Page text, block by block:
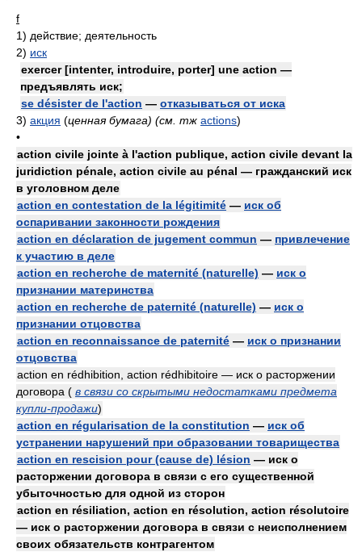
f
1) действие; деятельность
2) иск
exercer [intenter, introduire, porter] une action —
предъявлять иск;
se désister de l'action — отказываться от иска
3) акция (ценная бумага) (см. тж actions)
•
action civile jointe à l'action publique, action civile devant la
juridiction pénale, action civile au pénal — гражданский иск
в уголовном деле
action en contestation de la légitimité — иск об
оспаривании законности рождения
action en déclaration de jugement commun — привлечение
к участию в деле
action en recherche de maternité (naturelle) — иск о
признании материнства
action en recherche de paternité (naturelle) — иск о
признании отцовства
action en reconnaissance de paternité — иск о признании
отцовства
action en rédhibition, action rédhibitoire — иск о расторжении
договора ( в связи со скрытыми недостатками предмета
купли-продажи)
action en régularisation de la constitution — иск об
устранении нарушений при образовании товарищества
action en rescision pour (cause de) lésion — иск о
расторжении договора в связи с его существенной
убыточностью для одной из сторон
action en résiliation, action en résolution, action résolutoire
— иск о расторжении договора в связи с неисполнением
своих обязательств контрагентом